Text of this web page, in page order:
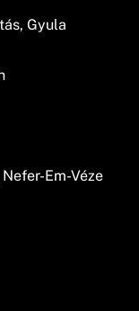
Gyula
Em-Véze